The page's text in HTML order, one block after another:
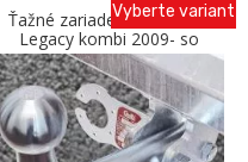
Ťažné zariadenie SUBARU
Legacy kombi 2009- so
skrutkovým odnímaním A
Galia
Vyberte variant